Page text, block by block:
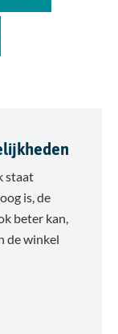
staat
is, de
beter kan,
de winkel